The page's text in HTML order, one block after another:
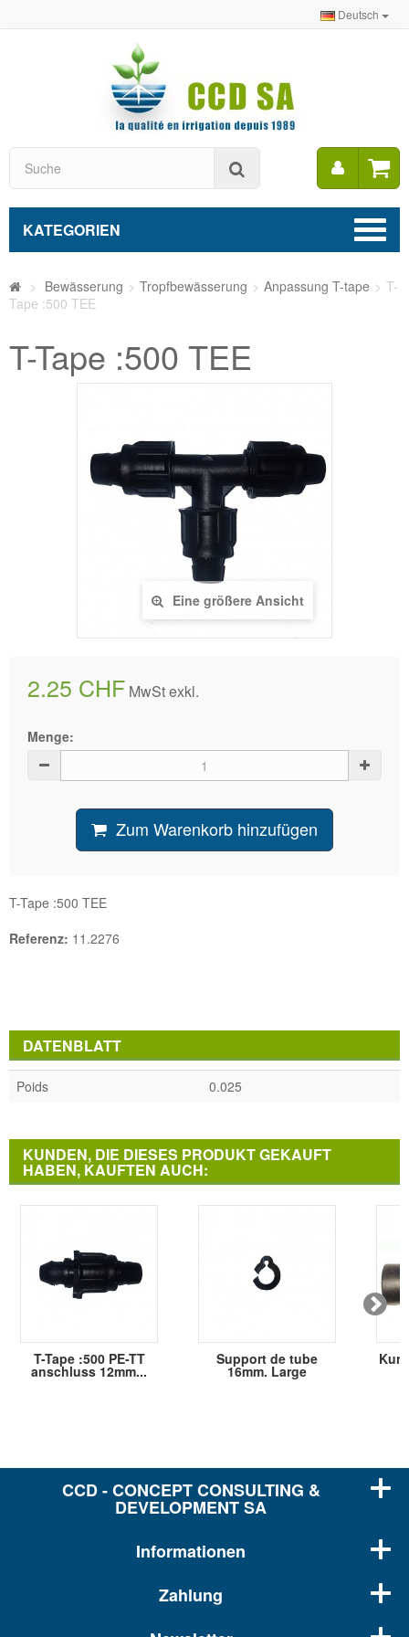
Deutsch
Mein
Konto
KATEGORIEN
> Bewässerung > Tropfbewässerung > Anpassung T-tape > T-
Tape :500 TEE
T-Tape :500 TEE
Eine größere Ansicht
2.25 CHF MwSt exkl.
Menge:
Zum Warenkorb hinzufügen
T-Tape :500 TEE
Referenz: 11.2276
DATENBLATT
Poids 0.025
KUNDEN, DIE DIESES PRODUKT GEKAUFT
HABEN, KAUFTEN AUCH:
T-Tape :500 PE-TT
anschluss 12mm...
Support de tube
16mm. Large
CCD - CONCEPT CONSULTING &
DEVELOPMENT SA
Informationen
Zahlung